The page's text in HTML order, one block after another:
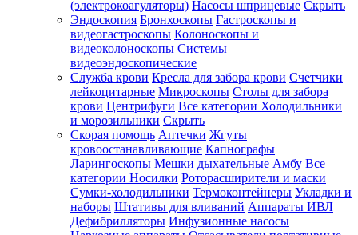
(электрокоагуляторы) Насосы шприцевые Скрыть
Эндоскопия Бронхоскопы Гастроскопы и
видеогастроскопы Колоноскопы и
видеоколоноскопы Системы
видеоэндоскопические
Служба крови Кресла для забора крови Счетчики
лейкоцитарные Микроскопы Столы для забора
крови Центрифуги Все категории Холодильники
и морозильники Скрыть
Скорая помощь Аптечки Жгуты
кровоостанавливающие Капнографы
Ларингоскопы Мешки дыхательные Амбу Все
категории Носилки Роторасширители и маски
Сумки-холодильники Термоконтейнеры Укладки и
наборы Штативы для вливаний Аппараты ИВЛ
Дефибрилляторы Инфузионные насосы